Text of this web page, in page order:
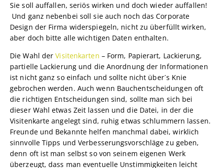
Sie soll auffallen, seriös wirken und doch wieder auffallen!
Und ganz nebenbei soll sie auch noch das Corporate
Design der Firma widerspiegeln, nicht zu überfüllt wirken,
aber doch bitte alle wichtigen Daten enthalten.
Die Wahl der Visitenkarten – Form, Papierart, Lackierung,
partielle Lackierung und die Anordnung der Informationen
ist nicht ganz so einfach und sollte nicht über´s Knie
gebrochen werden. Auch wenn Bauchentscheidungen oft
die richtigen Entscheidungen sind, sollte man sich bei
dieser Wahl etwas Zeit lassen und die Datei, in der die
Visitenkarte angelegt sind, ruhig etwas schlummern lassen.
Freunde und Bekannte helfen manchmal dabei, wirklich
sinnvolle Tipps und Verbesserungsvorschläge zu geben,
denn oft ist man selbst so von seinem eigenen Werk
überzeugt, dass man eventuelle Unstimmigkeiten leicht